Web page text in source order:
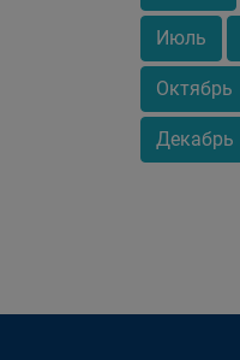
Июль
Октябрь
Декабрь